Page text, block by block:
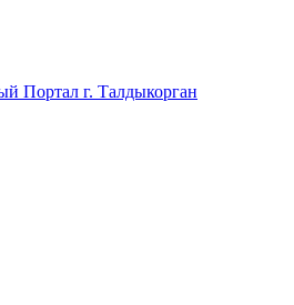
Портал г. Талдыкорган